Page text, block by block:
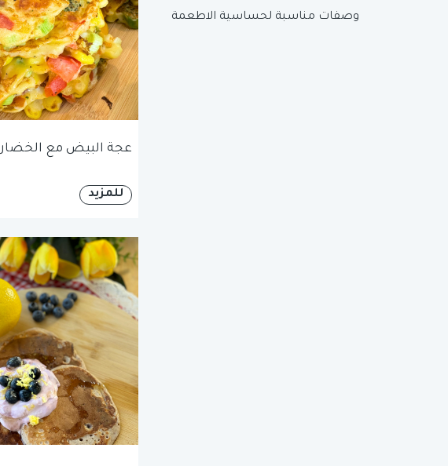
وصفات مناسبة لحساسية الاطعمة
عجة البيض مع الخضار
للمزيد